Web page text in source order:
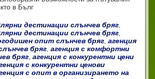
в Бълг
дестинации слънчев бряг,
дестинации слънчев бряг,
опит слънчев бряг, агенция
бряг, агенция с комфортни
бряг, агенция с конкурентни цени
с конкурентни ценови
с опит в организирането на